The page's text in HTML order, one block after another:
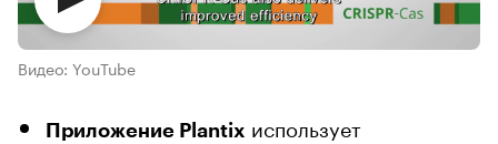
Видео: YouTube
Приложение Plantix использует